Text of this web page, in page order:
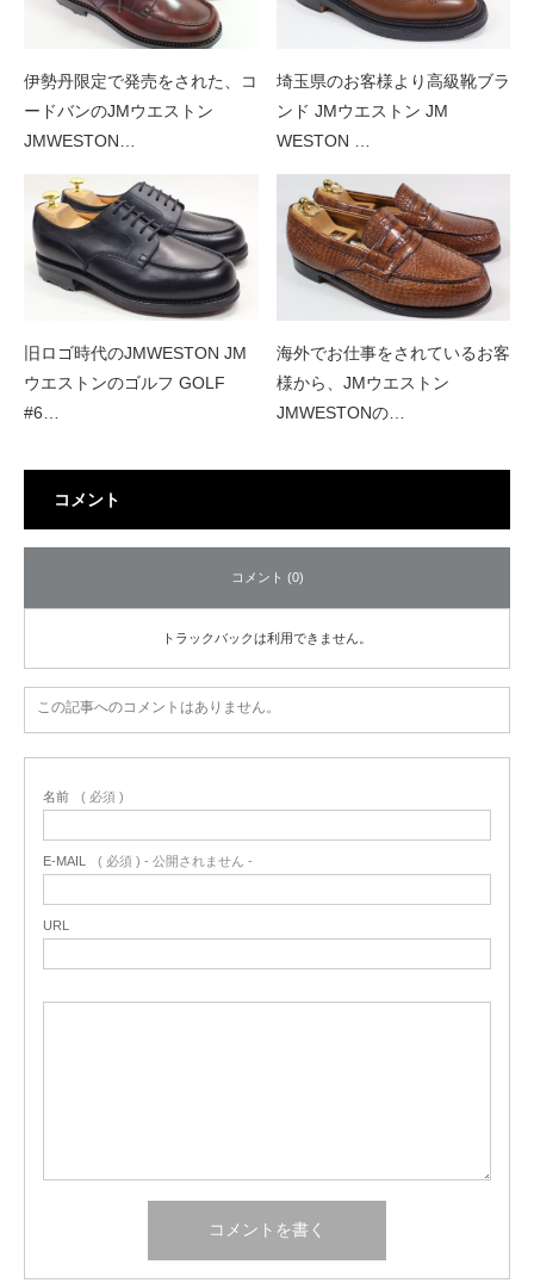
伊勢丹限定で発売をされた、コ
ードバンのJMウエストン
JMWESTON…
埼玉県のお客様より高級靴ブラ
ンド JMウエストン JM
WESTON …
旧ロゴ時代のJMWESTON JM
ウエストンのゴルフ GOLF
#6…
海外でお仕事をされているお客
様から、JMウエストン
JMWESTONの…
コメント
コメント (0)
トラックバックは利用できません。
この記事へのコメントはありません。
名前 ( 必須 )
E-MAIL ( 必須 ) - 公開されません -
URL